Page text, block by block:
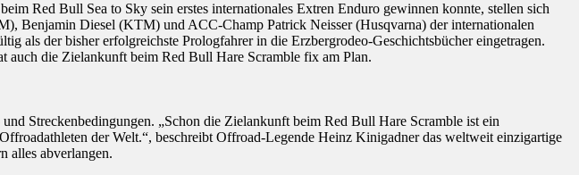
Red Bull Sea to Sky sein erstes internationales Extren Enduro gewinnen konnte, stellen sich
Benjamin Diesel (KTM) und ACC-Champ Patrick Neisser (Husqvarna) der internationalen
als der bisher erfolgreichste Prologfahrer in die Erzbergrodeo-Geschichtsbücher eingetragen.
auch die Zielankunft beim Red Bull Hare Scramble fix am Plan.
Streckenbedingungen. „Schon die Zielankunft beim Red Bull Hare Scramble ist ein
der Welt.“, beschreibt Offroad-Legende Heinz Kinigadner das weltweit einzigartige
alles abverlangen.